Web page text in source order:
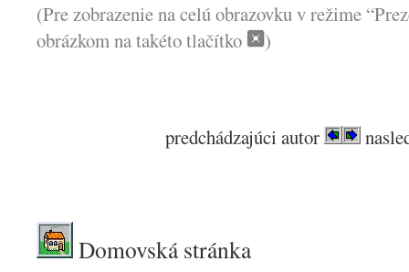
(Pre zobrazenie na celú obrazovku v režime
obrázkom na takéto tlačítko
)
predchádzajúci autor
Domovská stránka